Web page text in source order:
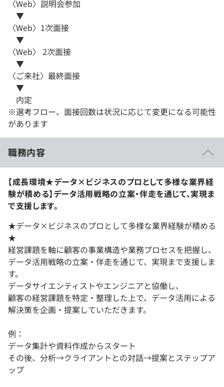
〈Web〉説明会参加
▼
〈Web〉1次面接
▼
〈Web〉 2次面接
▼
〈ご来社〉最終面接
▼
内定
※選考フロー、面接回数は状況に応じて変更になる可能性
があります
職務内容
【成長環境★データ×ビジネスのプロとして多様な業界経
験が積める】データ活用戦略の立案・伴走を通じて、実現ま
で支援します。
★データ×ビジネスのプロとして多様な業界経験が積める
★
経営課題を軸に顧客の事業構造や業務プロセスを把握し、
データ活用戦略の立案・伴走を通じて、実現まで支援しま
す。
データサイエンティストやエンジニアと協働し、
顧客の経営課題を特定・整理した上で、データ活用による
解決策を企画・提案していただきます。
例：
データ集計や資料作成からスタート
その後、分析→クライアントとの対話→提案とステップア
ップ